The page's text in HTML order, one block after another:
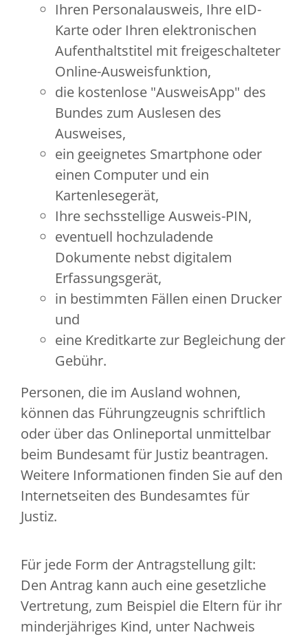
Ihren Personalausweis, Ihre eID-
Karte oder Ihren elektronischen
Aufenthaltstitel mit freigeschalteter
Online-Ausweisfunktion,
die kostenlose "AusweisApp" des
Bundes zum Auslesen des
Ausweises,
ein geeignetes Smartphone oder
einen Computer und ein
Kartenlesegerät,
Ihre sechsstellige Ausweis-PIN,
eventuell hochzuladende
Dokumente nebst digitalem
Erfassungsgerät,
in bestimmten Fällen einen Drucker
und
eine Kreditkarte zur Begleichung der
Gebühr.
Personen, die im Ausland wohnen,
können das Führungzeugnis schriftlich
oder über das Onlineportal unmittelbar
beim Bundesamt für Justiz beantragen.
Weitere Informationen finden Sie aufden
Internetseiten des Bundesamtes für
Justiz.
Für jede Form der Antragstellung gilt:
Den Antrag kann auch eine gesetzliche
Vertretung, zum Beispiel die Eltern für ihr
minderjähriges Kind, unter Nachweis